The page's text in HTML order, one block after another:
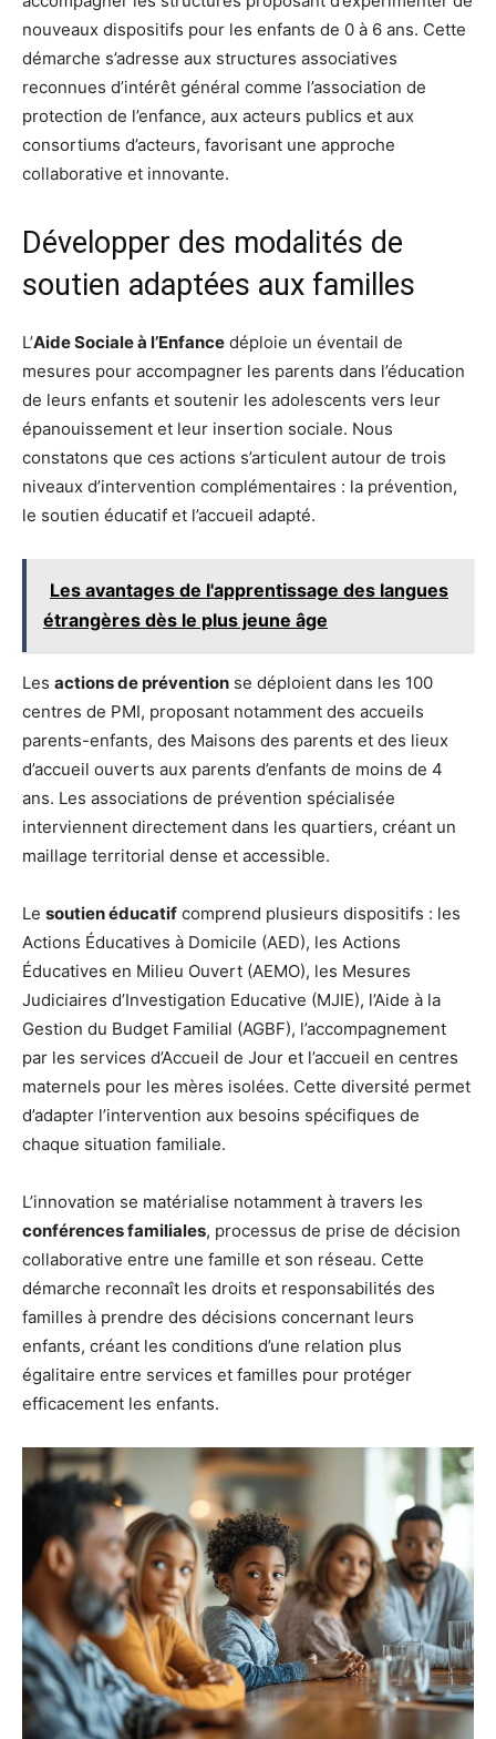
nouveaux dispositifs pour les enfants de 0 à 6 ans. Cette
démarche s’adresse aux structures associatives
reconnues d’intérêt général comme l’association de
protection de l’enfance, aux acteurs publics et aux
consortiums d’acteurs, favorisant une approche
collaborative et innovante.
Développer des modalités de
soutien adaptées aux familles
L’Aide Sociale à l’Enfance déploie un éventail de
mesures pour accompagner les parents dans l’éducation
de leurs enfants et soutenir les adolescents vers leur
épanouissement et leur insertion sociale. Nous
constatons que ces actions s’articulent autour de trois
niveaux d’intervention complémentaires : la prévention,
le soutien éducatif et l’accueil adapté.
Les avantages de l'apprentissage des langues
étrangères dès le plus jeune âge
Les actions de prévention se déploient dans les 100
centres de PMI, proposant notamment des accueils
parents-enfants, des Maisons des parents et des lieux
d’accueil ouverts aux parents d’enfants de moins de 4
ans. Les associations de prévention spécialisée
interviennent directement dans les quartiers, créant un
maillage territorial dense et accessible.
Le soutien éducatif comprend plusieurs dispositifs : les
Actions Éducatives à Domicile (AED), les Actions
Éducatives en Milieu Ouvert (AEMO), les Mesures
Judiciaires d’Investigation Educative (MJIE), l’Aide à la
Gestion du Budget Familial (AGBF), l’accompagnement
par les services d’Accueil de Jour et l’accueil en centres
maternels pour les mères isolées. Cette diversité permet
d’adapter l’intervention aux besoins spécifiques de
chaque situation familiale.
L’innovation se matérialise notamment à travers les
conférences familiales, processus de prise de décision
collaborative entre une famille et son réseau. Cette
démarche reconnaît les droits et responsabilités des
familles à prendre des décisions concernant leurs
enfants, créant les conditions d’une relation plus
égalitaire entre services et familles pour protéger
efficacement les enfants.